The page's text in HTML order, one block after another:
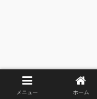
メニュー ホーム